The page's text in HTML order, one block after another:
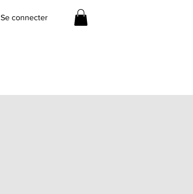
Se connecter